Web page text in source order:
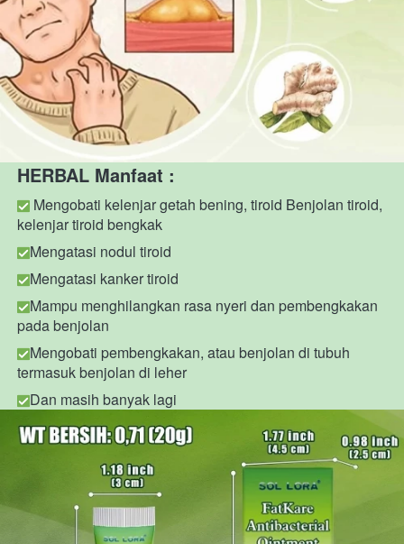
HERBAL Manfaat :
Mengobati kelenjar getah bening, tiroid Benjolan tiroid,
kelenjar tiroid bengkak
Mengatasi nodul tiroid
Mengatasi kanker tiroid
Mampu menghilangkan rasa nyeri dan pembengkakan
pada benjolan
Mengobati pembengkakan, atau benjolan di tubuh
termasuk benjolan di leher
Dan masih banyak lagi